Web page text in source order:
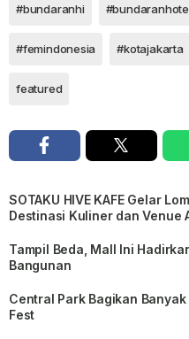
#bundaranhi
#femindonesia #kotajakarta
featured
SOTAKU HIVE KAFE Gelar
Destinasi Kuliner dan Venue
Tampil Beda, Mall Ini
Bangunan
Central Park Bagikan
Fest